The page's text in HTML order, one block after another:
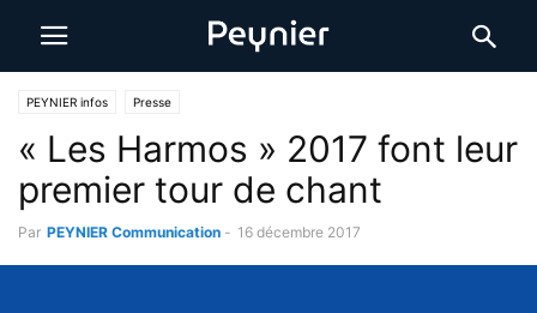
PEYNIER infos Presse
« Les Harmos » 2017 font leur
premier tour de chant
Par PEYNIER Communication - 16 décembre 2017